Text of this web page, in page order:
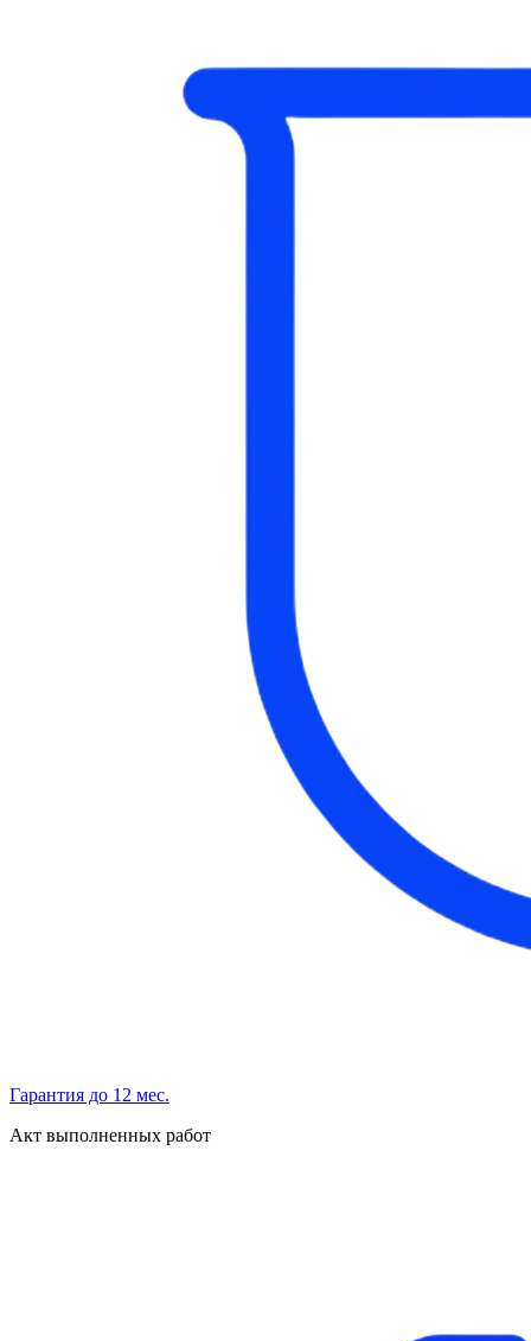
Гарантия до 12 мес.
Акт выполненных работ